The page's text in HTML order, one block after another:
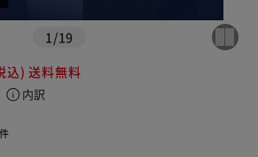
1 /19
込) 送料無料
info 内訳